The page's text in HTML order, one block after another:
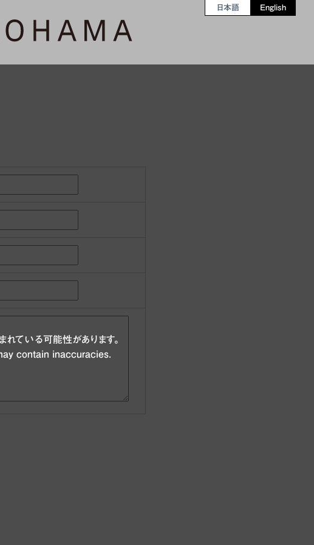
日本語 English
ている可能性があります。
contain inaccuracies.